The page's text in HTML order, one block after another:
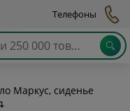
Телефоны
Маркус, сиденье